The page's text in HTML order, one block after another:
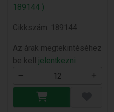
189144 )
Cikkszám: 189144
Az árak megtekintéséhez
be kell jelentkezni